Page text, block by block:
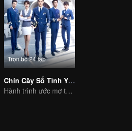
Trọn bộ 24 tập
Chín Cây Số Tình Yêu
Hành trình ước mơ tuổi trẻ của học viên hàng không